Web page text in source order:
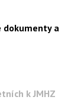
dokumenty a
k JMHZ